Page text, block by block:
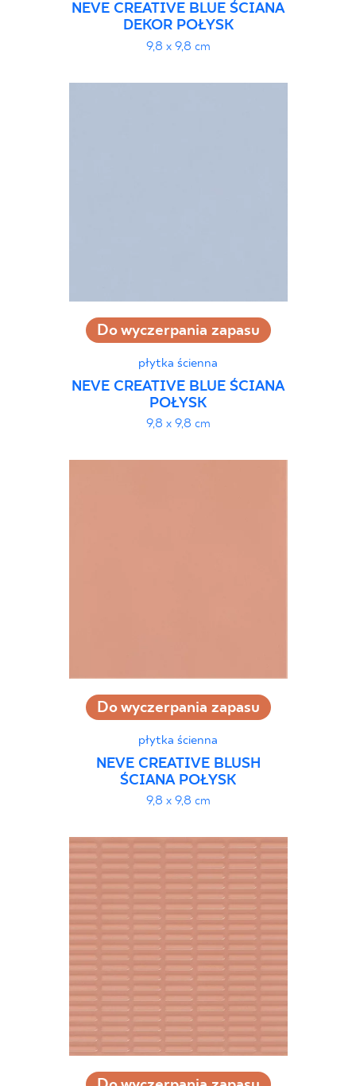
NEVE CREATIVE BLUE ŚCIANA
DEKOR POŁYSK
9,8 x 9,8 cm
Do wyczerpania zapasu
płytka ścienna
NEVE CREATIVE BLUE ŚCIANA
POŁYSK
9,8 x 9,8 cm
Do wyczerpania zapasu
płytka ścienna
NEVE CREATIVE BLUSH
ŚCIANA POŁYSK
9,8 x 9,8 cm